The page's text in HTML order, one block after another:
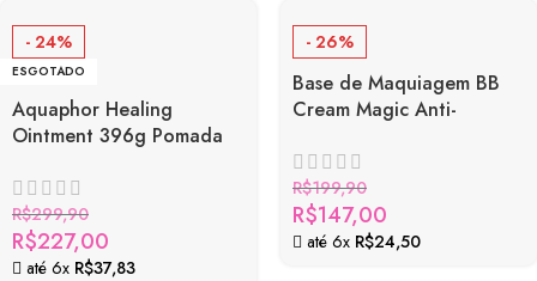
- 24%
ESGOTADO
Aquaphor Healing
Ointment 396g Pomada
Hidratação e
Regeneração
R$299,90
R$227,00
até 6x R$37,83
- 26%
Base de Maquiagem BB
Cream Magic Anti-
Neutraliza Vermelhidão
R$199,90
R$147,00
até 6x R$24,50